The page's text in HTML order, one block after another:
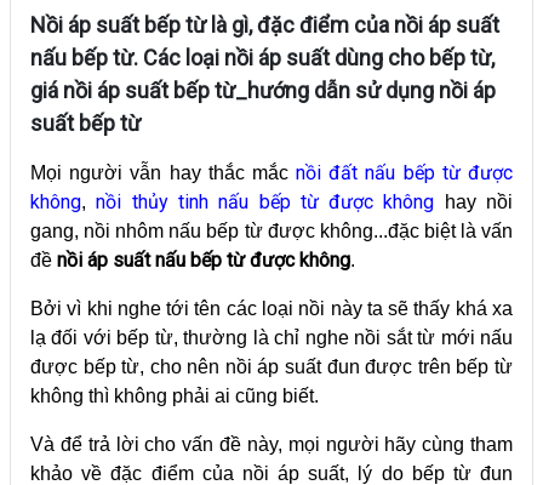
Nồi áp suất bếp từ là gì, đặc điểm của nồi áp suất
nấu bếp từ. Các loại nồi áp suất dùng cho bếp từ,
giá nồi áp suất bếp từ_hướng dẫn sử dụng nồi áp
suất bếp từ
Mọi người vẫn hay thắc mắcnồi đất nấu bếp từ được
không,nồi thủy tinh nấu bếp từ được không hay nồi
gang, nồi nhôm nấu bếp từ được không...đặc biệt là vấn
đề nồi áp suất nấu bếp từ được không.
Bởi vì khi nghe tới tên các loại nồi này ta sẽ thấy khá xa
lạ đối với bếp từ, thường là chỉ nghe nồi sắt từ mới nấu
được bếp từ, cho nên nồi áp suất đun được trên bếp từ
không thì không phải ai cũng biết.
Và để trả lời cho vấn đề này, mọi người hãy cùng tham
khảo về đặc điểm của nồi áp suất, lý do bếp từ đun